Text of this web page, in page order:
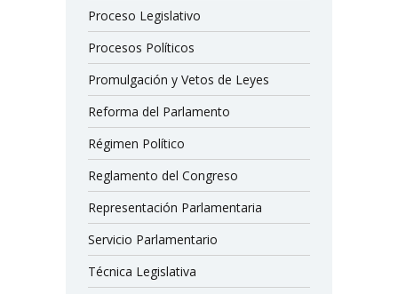
Proceso Legislativo
Procesos Políticos
Promulgación y Vetos de Leyes
Reforma del Parlamento
Régimen Político
Reglamento del Congreso
Representación Parlamentaria
Servicio Parlamentario
Técnica Legislativa